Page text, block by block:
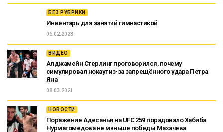
БЕЗ РУБРИКИ
Инвентарь для занятий гимнастикой
06.02.2023
ВИДЕО
Алджамейн Стерлинг проговорился, почему
симулировал нокаут из-за запрещённого удара Петра
Яна
08.03.2021
НОВОСТИ
Поражение Адесаньи на UFC 259 порадовало Хабиба
Нурмагомедова не меньше победы Махачева